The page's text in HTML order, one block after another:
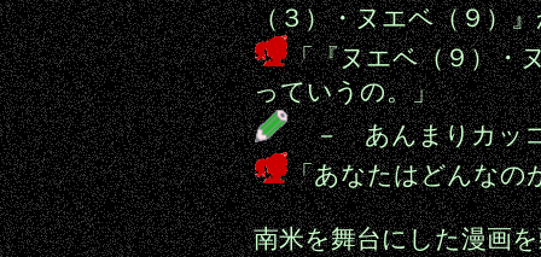
（３）・ヌエベ（９）
「『ヌエベ（９）・
っていうの。」
－ あんまりカッコ
「あなたはどんなの
南米を舞台にした漫画